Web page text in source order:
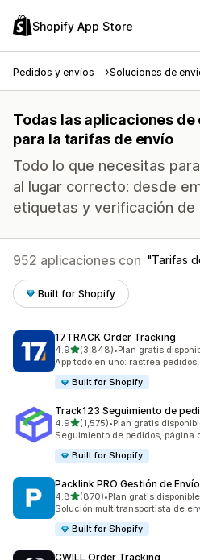
Shopify App Store
Pedidos y envíos Soluciones de
Todas las aplicaciones
para la tarifas de envío
Todo lo que necesitas
al lugar correcto: desde
etiquetas y verificación de
952 aplicaciones con Tarifas
Built for Shopify
17TRACK Order Tracking
4.9de 5 estrellas
(3,848)
3848 reseñas en total
•Plan gratis
App todo en uno: rastrea
Built for Shopify
Track123 Seguimiento de
4.9de 5 estrellas
(1,575)
1575 reseñas en total
•Plan gratis
Seguimiento de pedidos, página
Built for Shopify
Packlink PRO Gestión de
4.8de 5 estrellas
(870)
870 reseñas en total
•Plan gratis disponible
Solución multitransportista de
Built for Shopify
CWILL Order Tracking